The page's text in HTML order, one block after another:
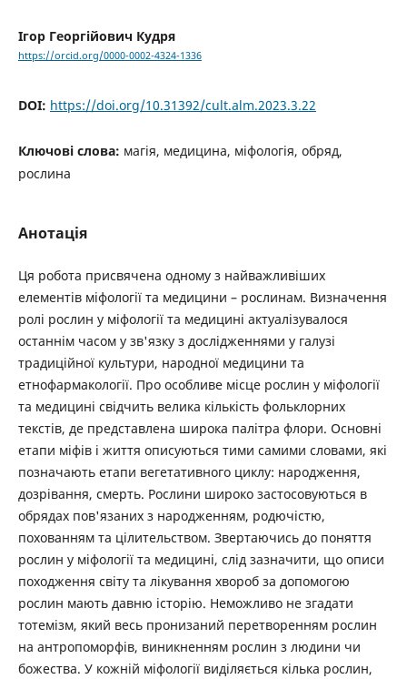
Ігор Георгійович Кудря
https://orcid.org/0000-0002-4324-1336
DOI: https://doi.org/10.31392/cult.alm.2023.3.22
Ключові слова: магія, медицина, міфологія, обряд,
рослина
Анотація
Ця робота присвячена одному з найважливіших
елементів міфології та медицини – рослинам. Визначення
ролі рослин у міфології та медицині актуалізувалося
останнім часом у зв'язку з дослідженнями у галузі
традиційної культури, народної медицини та
етнофармакології. Про особливе місце рослин у міфології
та медицині свідчить велика кількість фольклорних
текстів, де представлена широка палітра флори. Основні
етапи міфів і життя описуються тими самими словами, які
позначають етапи вегетативного циклу: народження,
дозрівання, смерть. Рослини широко застосовуються в
обрядах пов'язаних з народженням, родючістю,
похованням та цілительством. Звертаючись до поняття
рослин у міфології та медицині, слід зазначити, що описи
походження світу та лікування хвороб за допомогою
рослин мають давню історію. Неможливо не згадати
тотемізм, який весь пронизаний перетворенням рослин
на антропоморфів, виникненням рослин з людини чи
божества. У кожній міфології виділяється кілька рослин,